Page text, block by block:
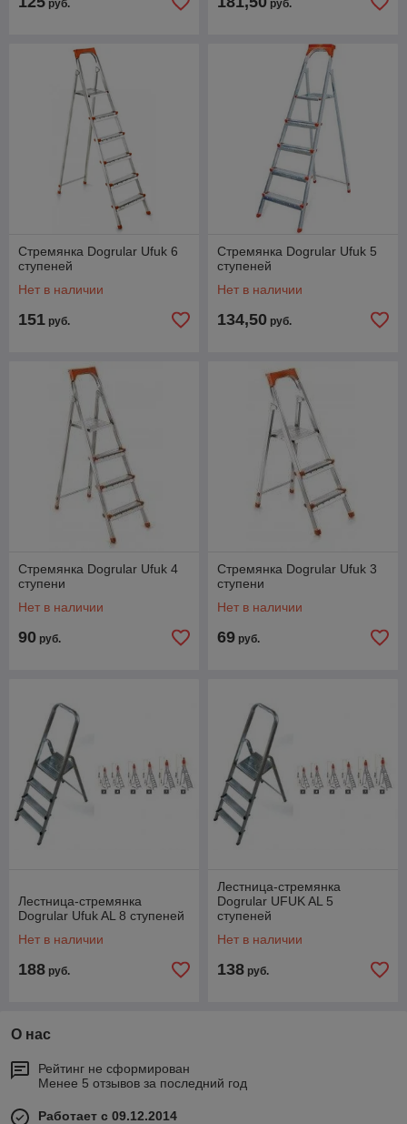
руб. руб.
Стремянка Dogrular Ufuk 6
ступеней
Нет в наличии
151 руб.
Стремянка Dogrular Ufuk 5
ступеней
Нет в наличии
134,50 руб.
Стремянка Dogrular Ufuk 4
ступени
Нет в наличии
90 руб.
Стремянка Dogrular Ufuk 3
ступени
Нет в наличии
69 руб.
Лестница-стремянка
Dogrular Ufuk AL 8 ступеней
Нет в наличии
188 руб.
Лестница-стремянка
Dogrular UFUK AL 5
ступеней
Нет в наличии
138 руб.
О нас
Рейтинг не сформирован
Менее 5 отзывов за последний год
Работает с 09.12.2014